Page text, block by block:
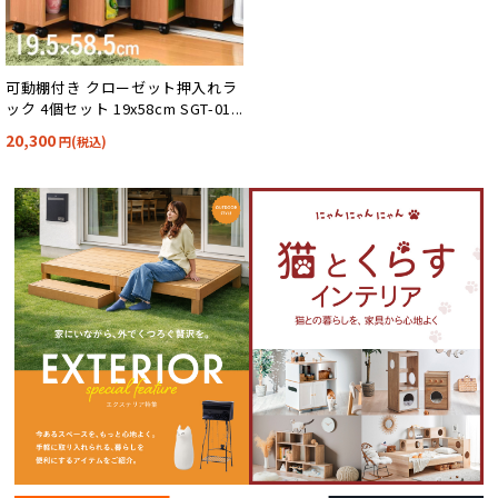
可動棚付き クローゼット押入れラ
ック 4個セット 19x58cm SGT-012
20,300円(税込)